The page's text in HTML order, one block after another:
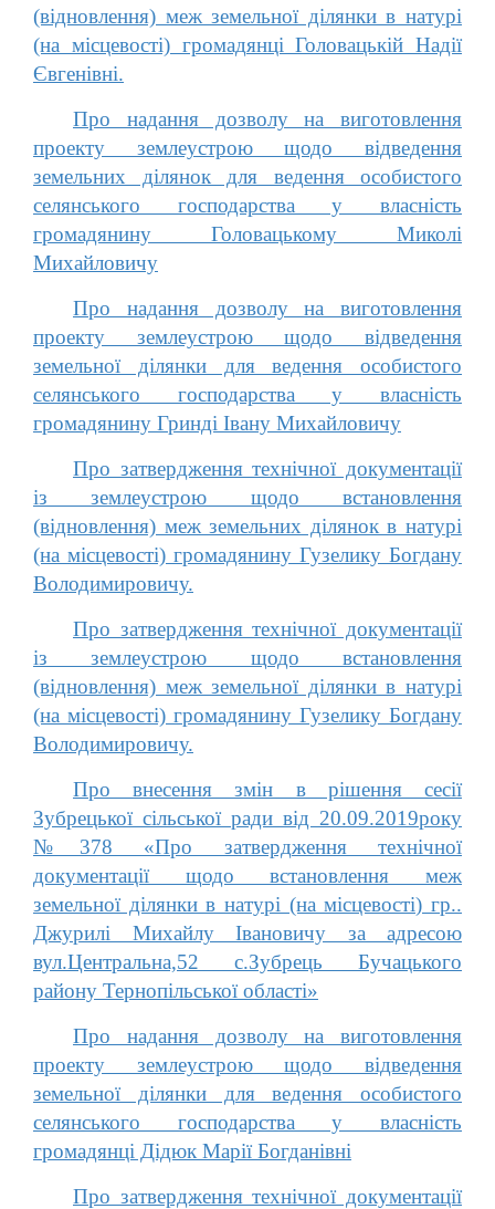
(відновлення) меж земельної ділянки в натурі
(на місцевості) громадянці Головацькій Надії
Євгенівні.
Про надання дозволу на виготовлення
проекту землеустрою щодо відведення
земельних ділянок для ведення особистого
селянського господарства у власність
громадянину Головацькому Миколі
Михайловичу
Про надання дозволу на виготовлення
проекту землеустрою щодо відведення
земельної ділянки для ведення особистого
селянського господарства у власність
громадянину Гринді Івану Михайловичу
Про затвердження технічної документації
із землеустрою щодо встановлення
(відновлення) меж земельних ділянок в натурі
(на місцевості) громадянину Гузелику Богдану
Володимировичу.
Про затвердження технічної документації
із землеустрою щодо встановлення
(відновлення) меж земельної ділянки в натурі
(на місцевості) громадянину Гузелику Богдану
Володимировичу.
Про внесення змін в рішення сесії
Зубрецької сільської ради від 20.09.2019року
№378 «Про затвердження технічної
документації щодо встановлення меж
земельної ділянки в натурі (на місцевості) гр..
Джурилі Михайлу Івановичу за адресою
вул.Центральна,52 с.Зубрець Бучацького
району Тернопільської області»
Про надання дозволу на виготовлення
проекту землеустрою щодо відведення
земельної ділянки для ведення особистого
селянського господарства у власність
громадянці Дідюк Марії Богданівні
Про затвердження технічної документації